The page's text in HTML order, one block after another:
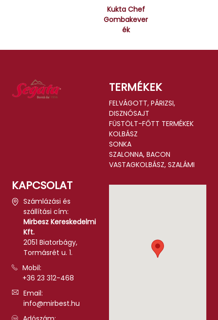
Kukta Chef
Gombakever
ék
TERMÉKEK
FELVÁGOTT, PÁRIZSI,
DISZNÓSAJT
FÜSTÖLT-FŐTT TERMÉKEK
KOLBÁSZ
SONKA
SZALONNA, BACON
VASTAGKOLBÁSZ, SZALÁMI
KAPCSOLAT
Számlázási és
szállítási cím:
Mirbesz Kereskedelmi
Kft.
2051 Biatorbágy,
Tormásrét u. 1.
Mobil:
+36 23 312-468
Email:
info@mirbest.hu